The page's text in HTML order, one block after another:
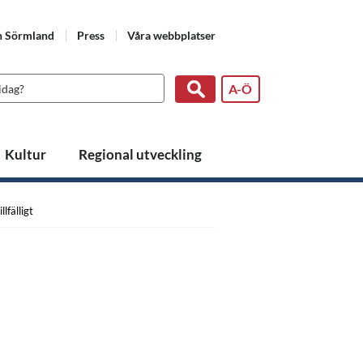
Sörmland Press Våra webbplatser
A-Ö
Kultur Regional utveckling